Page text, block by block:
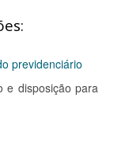
previdenciário
e disposição para